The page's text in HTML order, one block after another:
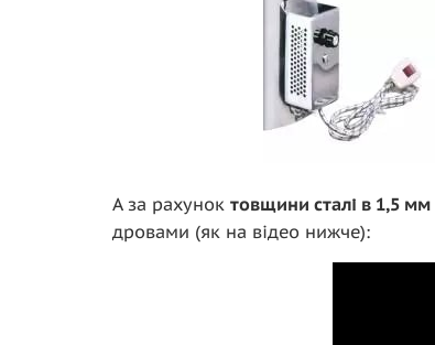
А за рахунок товщини сталі в 1,5 мм
дровами (як на відео нижче):